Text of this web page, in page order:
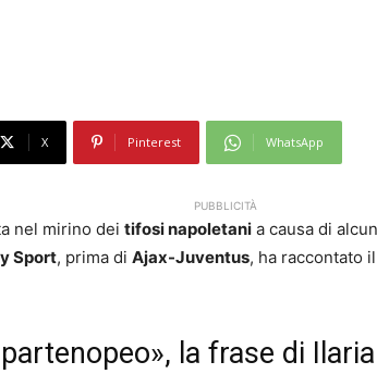
X Pinterest WhatsApp
PUBBLICITÀ
nel mirino dei tifosi napoletani a causa di
Sport, prima di Ajax-Juventus, ha raccontato
la frase di